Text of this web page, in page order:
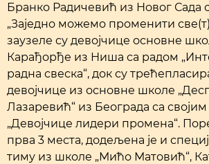
Бранко Радичевић из Новог Сада
„Заједно можемо променити
заузеле су девојчице основне
Карађорђе из Ниша са радом
радна свеска“, док су
девојчице из основне школе
Лазаревић“ из Београда са
„Девојчице лидери промена“.
прва 3 места, додељена је и
тиму из школе „Мићо Матовић“,